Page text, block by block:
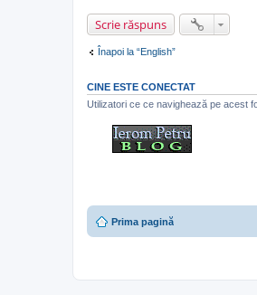
Scrie răspuns
Înapoi la “English”
CINE ESTE CONECTAT
Utilizatori ce ce navighează pe acest
Prima pagină